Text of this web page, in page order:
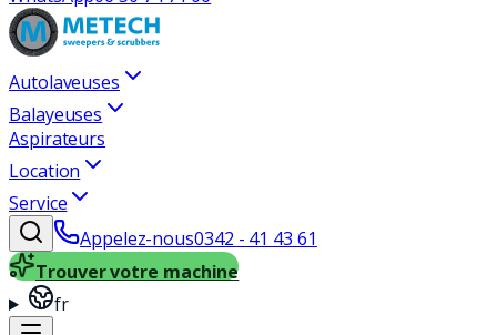
Autolaveuses
Balayeuses
Aspirateurs
Location
Service
Appelez-nous0342 - 41 43 61
Trouver votre machine
fr